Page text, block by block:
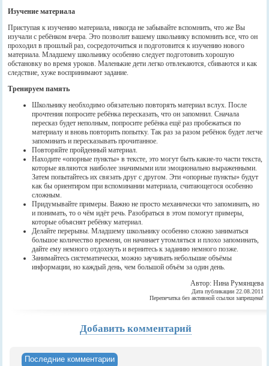
Изучение материала
Приступая к изучению материала, никогда не забывайте вспомнить, что же Вы
изучали с ребёнком вчера. Это позволит вашему школьнику вспомнить все, что он
проходил в прошлый раз, сосредоточиться и подготовится к изучению нового
материала. Младшему школьнику особенно следует подготовить хорошую
обстановку во время уроков. Маленькие дети легко отвлекаются, сбиваются и как
следствие, хуже воспринимают задание.
Тренируем память
Школьнику необходимо обязательно повторять материал вслух. После
прочтения попросите ребёнка пересказать, что он запомнил. Сначала
пересказ будет неполным, попросите ребёнка ещё раз пробежаться по
материалу и вновь повторить попытку. Так раз за разом ребёнок будет легче
запоминать и пересказывать прочитанное.
Повторяйте пройденный материал.
Находите «опорные пункты» в тексте, это могут быть какие-то части текста,
которые являются наиболее значимыми или эмоционально выраженными.
Затем попытайтесь их связать друг с другом. Эти «опорные пункты» будут
как бы ориентиром при вспоминании материала, считающегося особенно
сложным.
Придумывайте примеры. Важно не просто механически что запоминать, но
и понимать, то о чём идёт речь. Разобраться в этом помогут примеры,
которые объяснят ребёнку материал.
Делайте перерывы. Младшему школьнику особенно сложно заниматься
большое количество времени, он начинает утомляться и плохо запоминать,
дайте ему немного отдохнуть и вернитесь к заданию немного позже.
Занимайтесь систематически, можно заучивать небольшие объёмы
информации, но каждый день, чем большой объём за один день.
Автор: Нина Румянцева
Дата публикации 22.08.2011
Перепечатка без активной ссылки запрещена!
Добавить комментарий
Последние комментарии